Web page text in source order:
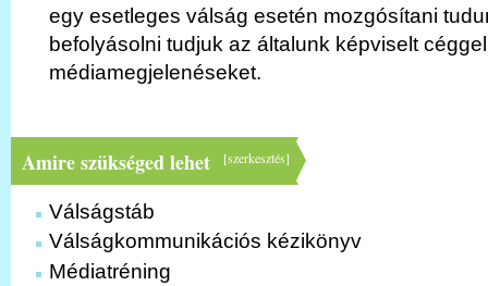
egy esetleges válság esetén mozgósítani
befolyásolni tudjuk az általunk képviselt
médiamegjelenéseket.
[szerkesztés]
Amire szükséged lehet
Válságstáb
Válságkommunikációs kézikönyv
Médiatréning